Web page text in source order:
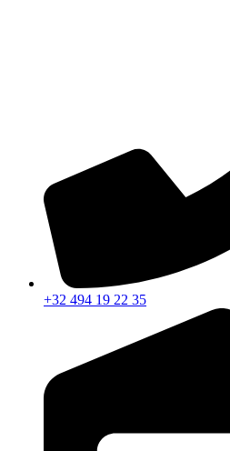
+32 494 19 22 35